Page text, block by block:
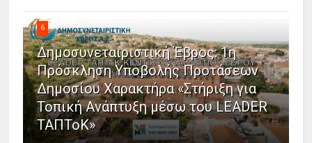
6
Δημοσυνεταιριστική Έβρος: 1η
Πρόσκληση Υποβολής Προτάσεων
Δημοσίου Χαρακτήρα «Στήριξη για
Τοπική Ανάπτυξη μέσω του LEADER
ΤΑΠΤοΚ»